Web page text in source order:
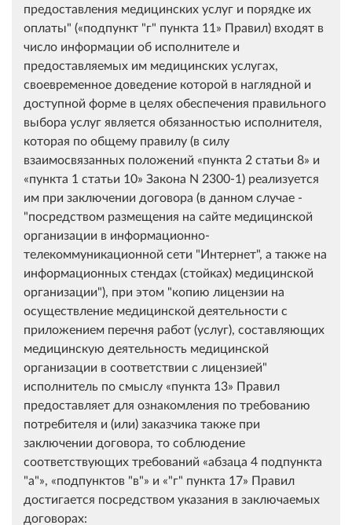
предоставления медицинских услуг и порядке их
оплаты" ( подпункт "г" пункта 11
Правил) входят в
число информации об исполнителе и
предоставляемых им медицинских услугах,
своевременное доведение которой в наглядной и
доступной форме в целях обеспечения правильного
выбора услуг является обязанностью исполнителя,
которая по общему правилу (в силу
взаимосвязанных положений
пункта 2 статьи 8
и
пункта 1 статьи 10 Закона N 2300-1) реализуется
им при заключении договора (в данном случае -
"посредством размещения на сайте медицинской
организации в информационно-
телекоммуникационной сети "Интернет", а также на
информационных стендах (стойках) медицинской
организации"), при этом "копию лицензии на
осуществление медицинской деятельности с
приложением перечня работ (услуг), составляющих
медицинскую деятельность медицинской
организации в соответствии с лицензией"
исполнитель по смыслу
пункта 13
Правил
предоставляет для ознакомления по требованию
потребителя и (или) заказчика также при
заключении договора, то соблюдение
соответствующих требований
абзаца 4 подпункта
"а" , подпунктов "в" и "г" пункта 17
Правил
достигается посредством указания в заключаемых
договорах: